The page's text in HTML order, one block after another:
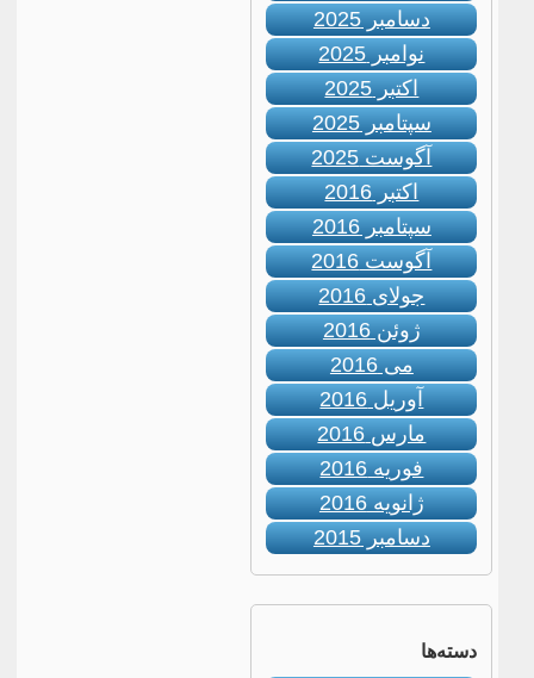
دسامبر 2025
نوامبر 2025
اکتبر 2025
سپتامبر 2025
آگوست 2025
اکتبر 2016
سپتامبر 2016
آگوست 2016
جولای 2016
ژوئن 2016
می 2016
آوریل 2016
مارس 2016
فوریه 2016
ژانویه 2016
دسامبر 2015
دسته‌ها